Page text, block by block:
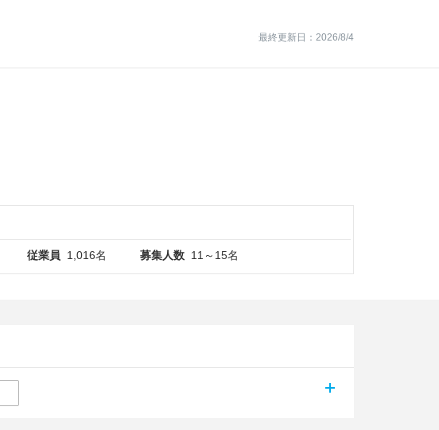
最終更新日：2026/8/4
従業員 1,016名 募集人数 11～15名